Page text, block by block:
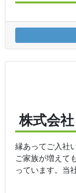
株式会
縁あってご入社
ご家族が増えて
っています。当